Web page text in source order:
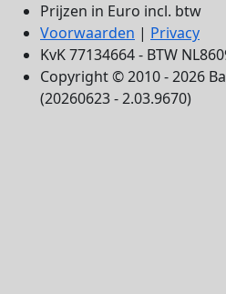
Prijzen in Euro incl. btw
Voorwaarden | Privacy
KvK 77134664 - BTW
Copyright © 2010 - 2026
(20260623 - 2.03.9670)